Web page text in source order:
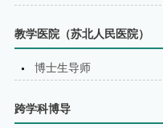
教学医院（苏北⼈⺠医院）
博士生导师
跨学科博导